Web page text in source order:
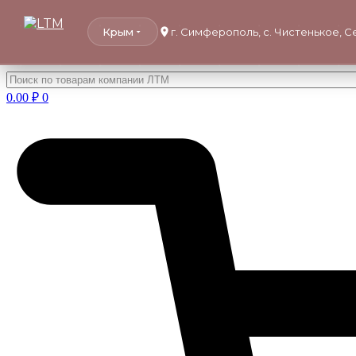
Перейти
к
содержимому
Крым г. Симферополь, с. Чистенькое,
0.00 ₽ 0